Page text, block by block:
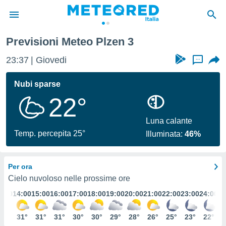
di
per
le
di
le
Previsioni Meteo Plzen 3
23:37 Giovedi ...
Nubi sparse
22°
Temp. percepita 25°
Luna calante
Illuminata:46%
Per ora
Cielo nuvoloso nelle prossime ore
14:00
31°
15:00
31°
16:00
31°
17:00
30°
18:00
30°
19:00
29°
20:00
28°
21:00
26°
22:00
25°
23:00
23°
24:00
22°